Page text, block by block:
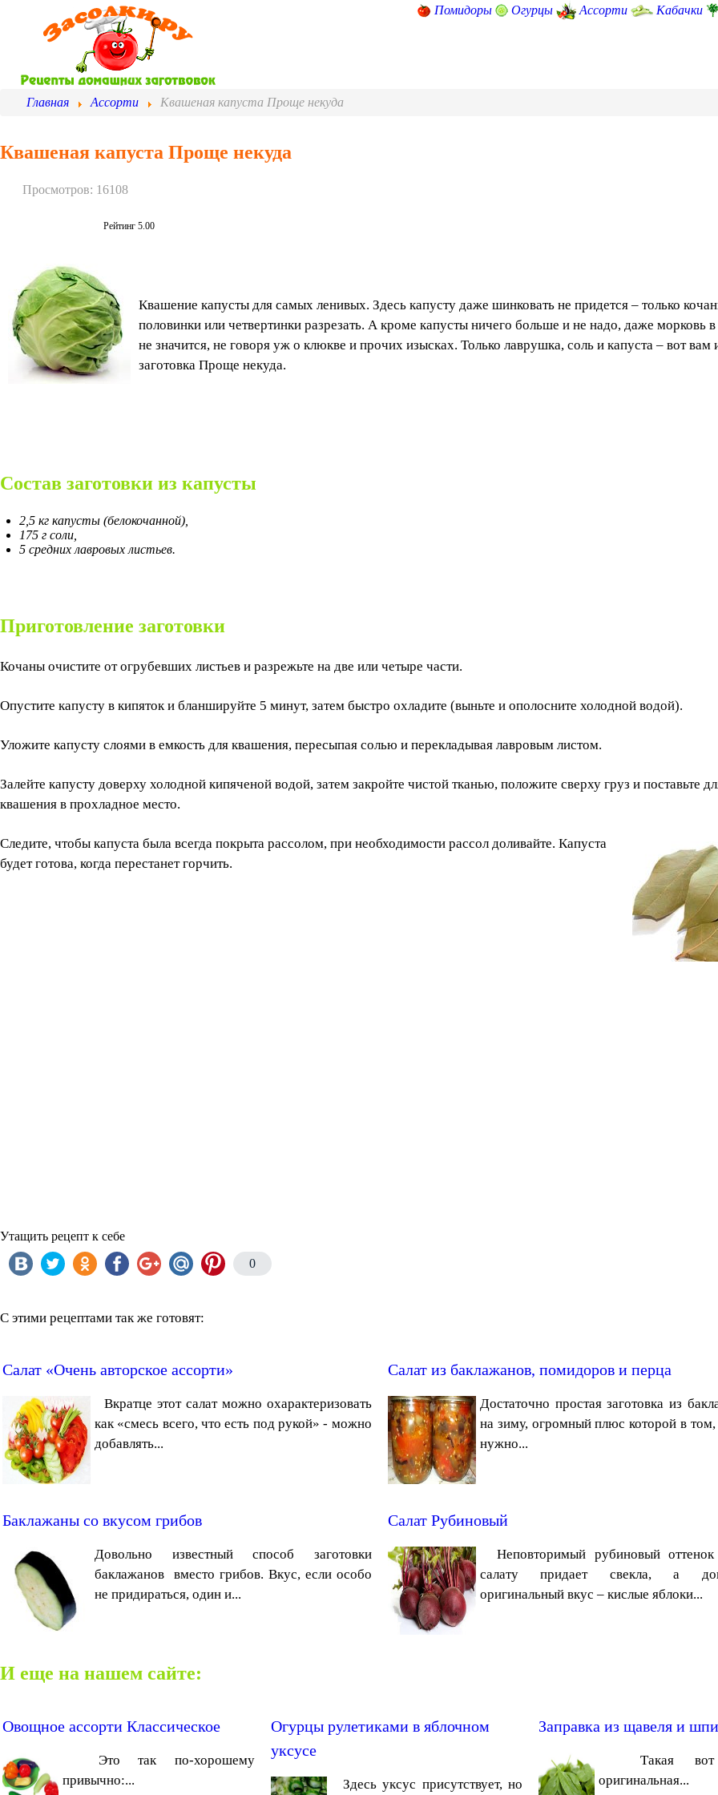
Помидоры Огурцы Ассорти Кабачки
Главная Ассорти Квашеная капуста Проще некуда
Квашеная капуста Проще некуда
Просмотров: 16108
Рейтинг 5.00
Квашение капусты для самых ленивых. Здесь капусту даже шинковать не придется – только
половинки или четвертинки разрезать. А кроме капусты ничего больше и не надо, даже морковь в
не значится, не говоря уж о клюкве и прочих изысках. Только лаврушка, соль и капуста – вот вам
заготовка Проще некуда.
Состав заготовки из капусты
2,5 кг капусты (белокочанной),
175 г соли,
5 средних лавровых листьев.
Приготовление заготовки
Кочаны очистите от огрубевших листьев и разрежьте на две или четыре части.
Опустите капусту в кипяток и бланшируйте 5 минут, затем быстро охладите (выньте и ополосните холодной водой).
Уложите капусту слоями в емкость для квашения, пересыпая солью и перекладывая лавровым листом.
Залейте капусту доверху холодной кипяченой водой, затем закройте чистой тканью, положите сверху груз и поставьте
квашения в прохладное место.
Следите, чтобы капуста была всегда покрыта рассолом, при необходимости рассол доливайте. Капуста
будет готова, когда перестанет горчить.
Утащить рецепт к себе
0
С этими рецептами так же готовят:
Салат «Очень авторское ассорти»
Вкратце этот салат можно охарактеризовать
как «смесь всего, что есть под рукой» - можно
добавлять...
Салат из баклажанов, помидоров и перца
Достаточно простая заготовка из
на зиму, огромный плюс которой в том,
нужно...
Баклажаны со вкусом грибов
Довольно известный способ заготовки
баклажанов вместо грибов. Вкус, если особо
не придираться, один и...
Салат Рубиновый
Неповторимый рубиновый оттенок
салату придает свекла, а
оригинальный вкус – кислые яблоки...
И еще на нашем сайте:
Овощное ассорти Классическое
Это так по-хорошему
привычно:...
Огурцы рулетиками в яблочном
уксусе
Здесь уксус присутствует, но
Заправка из щавеля и
Такая вот
оригинальная...